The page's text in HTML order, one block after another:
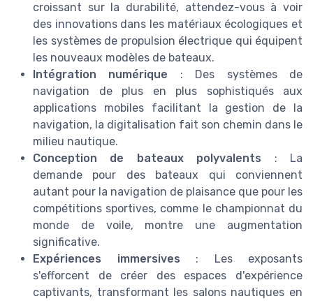
croissant sur la durabilité, attendez-vous à voir
des innovations dans les matériaux écologiques et
les systèmes de propulsion électrique qui équipent
les nouveaux modèles de bateaux.
Intégration numérique : Des systèmes de
navigation de plus en plus sophistiqués aux
applications mobiles facilitant la gestion de la
navigation, la digitalisation fait son chemin dans le
milieu nautique.
Conception de bateaux polyvalents : La
demande pour des bateaux qui conviennent
autant pour la navigation de plaisance que pour les
compétitions sportives, comme le championnat du
monde de voile, montre une augmentation
significative.
Expériences immersives : Les exposants
s'efforcent de créer des espaces d'expérience
captivants, transformant les salons nautiques en